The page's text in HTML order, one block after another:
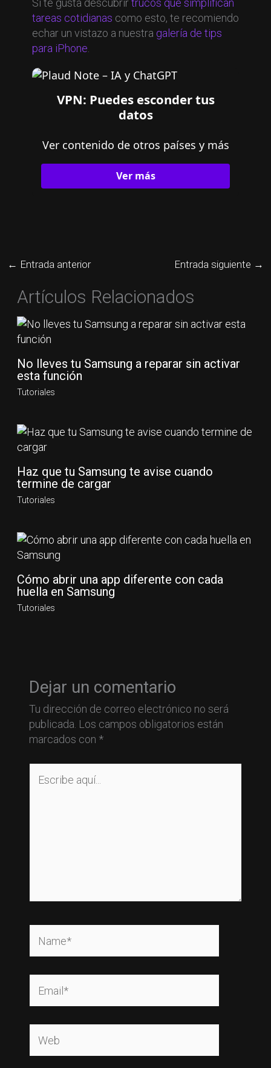
Si te gusta descubrirtrucos que simplifican
tareas cotidianas como esto, te recomiendo
echar un vistazo a nuestra galería de tips
para iPhone
VPN: Puedes esconder tus
datos
Ver contenido de otros países y más
Ver más
← Entrada anterior Entrada siguiente →
Artículos Relacionados
No lleves tu Samsung a reparar sin activar
esta función
Tutoriales
Haz que tu Samsung te avise cuando
termine de cargar
Tutoriales
Cómo abrir una app diferente con cada
huella en Samsung
Tutoriales
Dejar un comentario
Tu dirección de correo electrónico no será
publicada. Los campos obligatorios están
marcados con *
aquí...